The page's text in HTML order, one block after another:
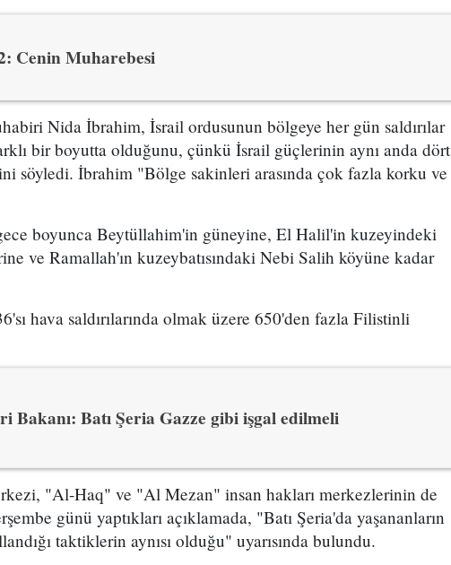
Cenin Muharebesi
Nida İbrahim, İsrail ordusunun bölgeye her gün saldırılar
bir boyutta olduğunu, çünkü İsrail güçlerinin aynı anda dört
söyledi. İbrahim "Bölge sakinleri arasında çok fazla korku ve
gece boyunca Beytüllahim'in güneyine, El Halil'in kuzeyindeki
ve Ramallah'ın kuzeybatısındaki Nebi Salih köyüne kadar
hava saldırılarında olmak üzere 650'den fazla Filistinli
Bakanı: Batı Şeria Gazze gibi işgal edilmeli
"Al-Haq" ve "Al Mezan" insan hakları merkezlerinin de
günü yaptıkları açıklamada, "Batı Şeria'da yaşananların
taktiklerin aynısı olduğu" uyarısında bulundu.